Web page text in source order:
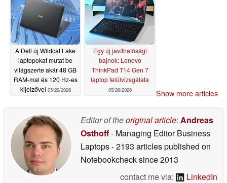
A Dell új Wildcat Lake
laptopokat mutat be
világszerte akár 48 GB
RAM-mal és 120 Hz-es
kijelzővel 05/29/2026
Egy új javíthatósági
bajnok: Lenovo
ThinkPad T14 Gen 7
laptop felülvizsgálata
05/26/2026 Show more articles
Editor of theoriginal article:Andreas
Osthoff- Managing Editor Business
Laptops- 2193 articles published on
Notebookchecksince 2013
contact me via:
LinkedIn